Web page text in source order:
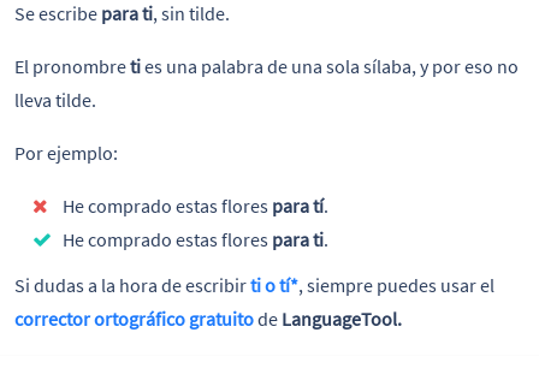
Se escribe para ti, sin tilde.
El pronombreties una palabra de una sola sílaba, y por eso no
lleva tilde.
Por ejemplo:
He comprado estas flores para tí.
He comprado estas flores para ti.
Si dudas a la hora de escribirti o tí*, siempre puedes usar el
corrector ortográfico gratuitode LanguageTool.